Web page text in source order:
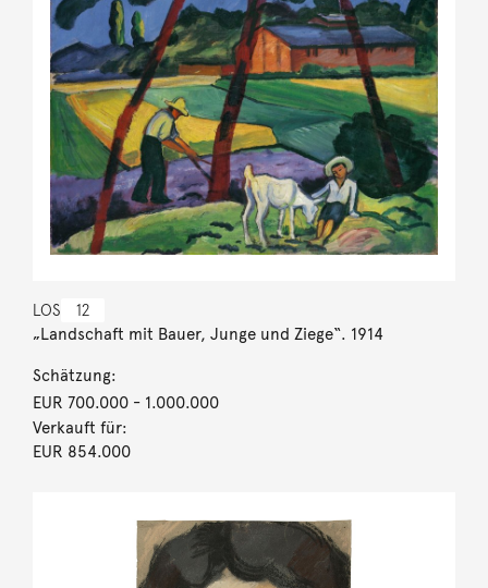
LOS 12
„Landschaft mit Bauer, Junge und Ziege“. 1914
Schätzung:
EUR 700.000- 1.000.000
Verkauft für:
EUR 854.000